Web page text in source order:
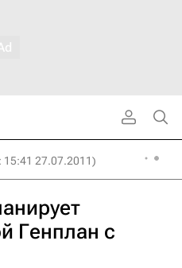
15:41 27.07.2011)
Генплан с